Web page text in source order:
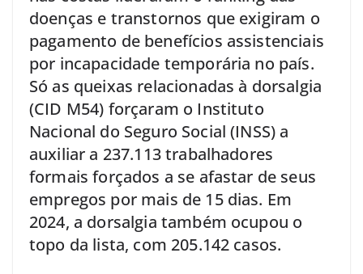
doenças e transtornos que exigiram o
pagamento de benefícios assistenciais
por incapacidade temporária no país.
Só as queixas relacionadas à dorsalgia
(CID M54) forçaram o Instituto
Nacional do Seguro Social (INSS) a
auxiliar a 237.113 trabalhadores
formais forçados a se afastar de seus
empregos por mais de 15 dias. Em
2024, a dorsalgia também ocupou o
topo da lista, com 205.142 casos.